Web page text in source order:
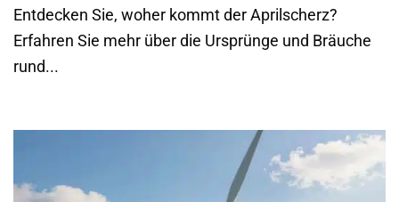
Entdecken Sie, woher kommt der Aprilscherz?
Erfahren Sie mehr über die Ursprünge und Bräuche
rund...